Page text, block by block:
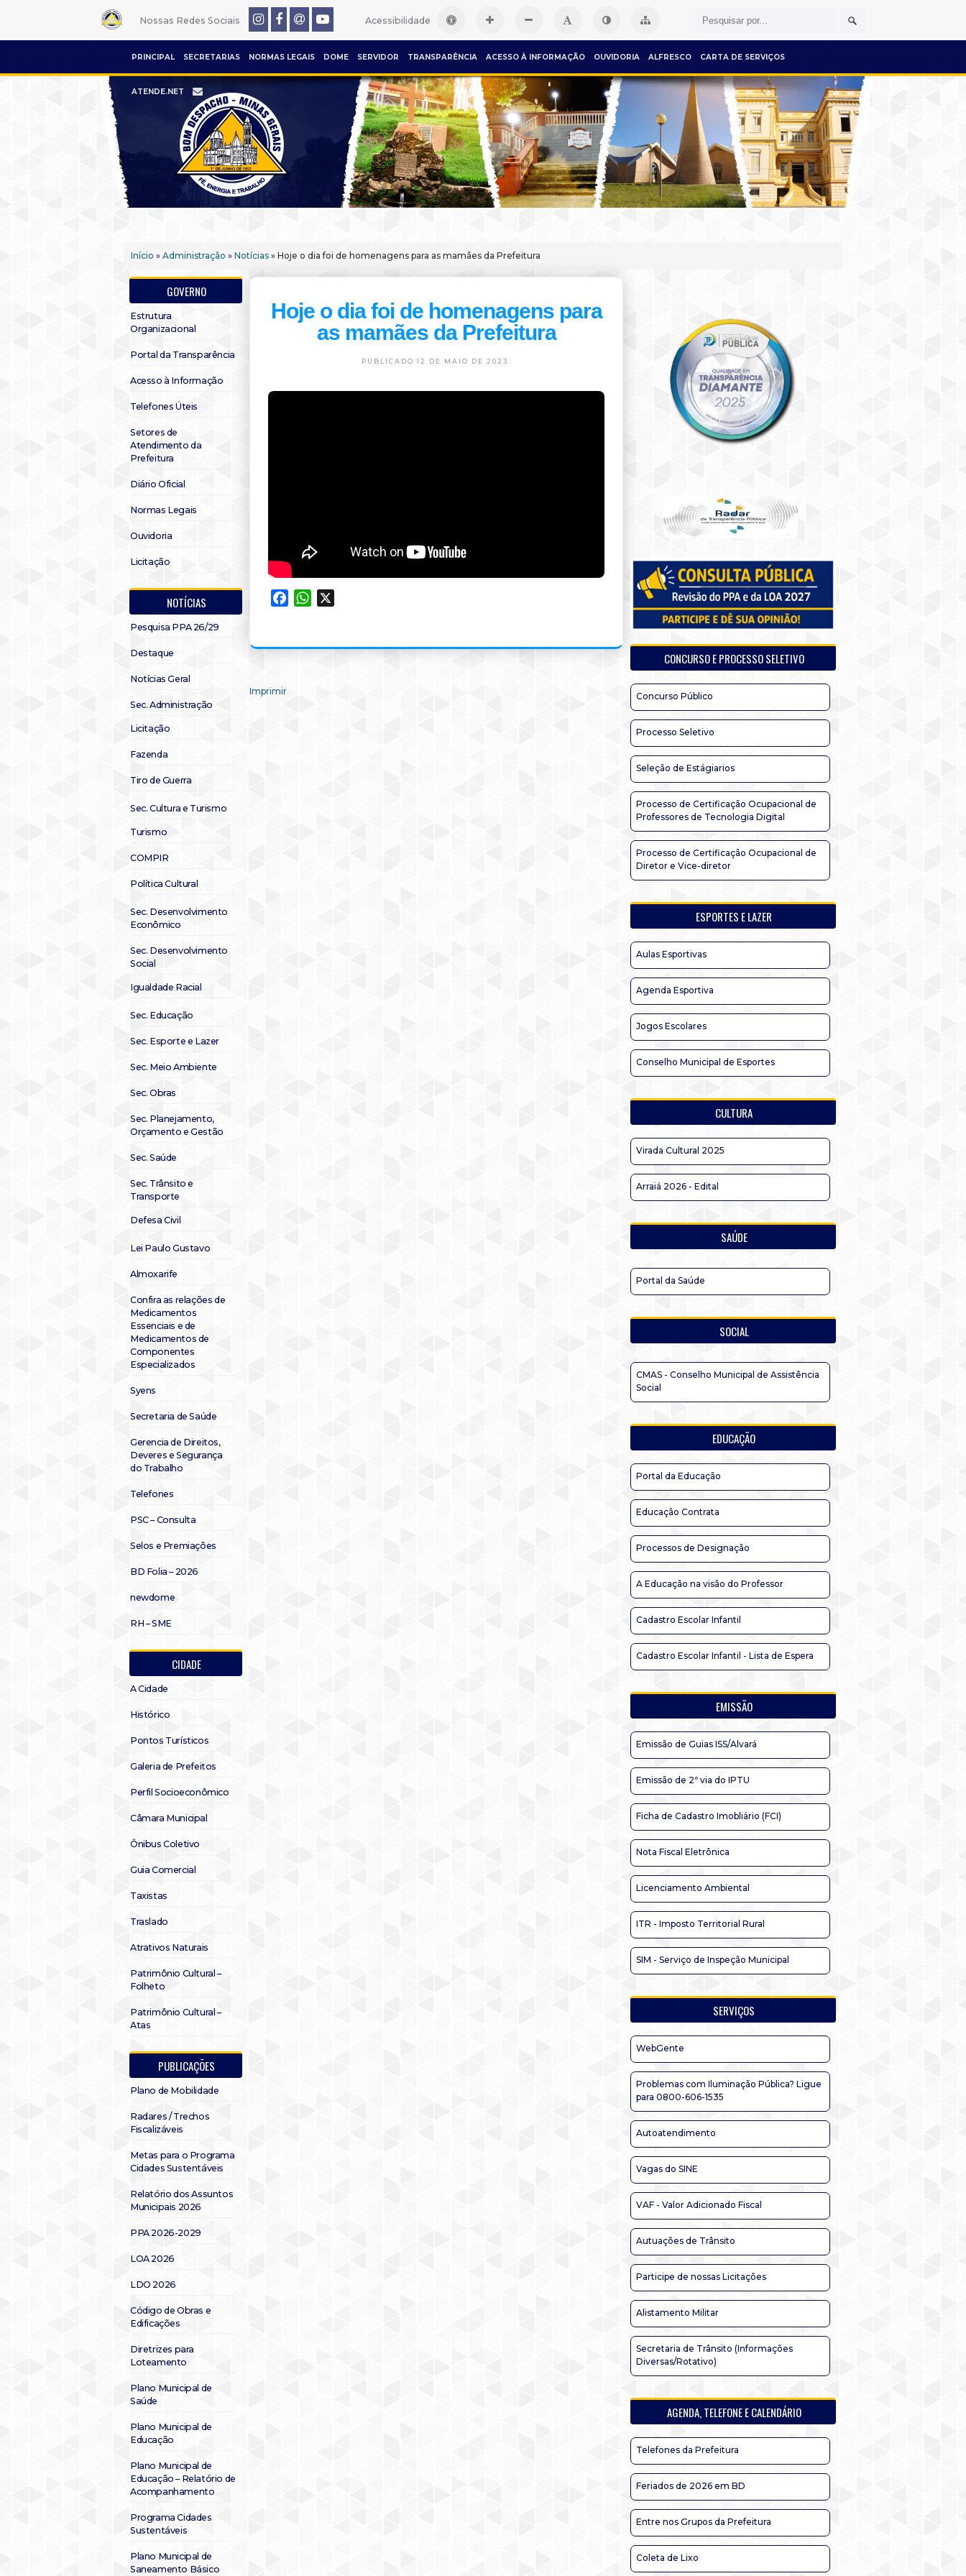
Nossas Redes Sociais Acessibilidade
PRINCIPAL SECRETARIAS NORMAS LEGAIS DOME SERVIDOR TRANSPARÊNCIA ACESSO À INFORMAÇÃO OUVIDORIA ALFRESCO CARTA DE SERVIÇOS
ATENDE.NET
Início » Administração » Notícias » Hoje o dia foi de homenagens para as mamães da Prefeitura
GOVERNO
Estrutura
Organizacional
Portal da Transparência
Acesso à Informação
Telefones Úteis
Setores de
Atendimento da
Prefeitura
Diário Oficial
Normas Legais
Ouvidoria
Licitação
NOTÍCIAS
Pesquisa PPA 26/29
Destaque
Notícias Geral
Sec. Administração
Licitação
Fazenda
Tiro de Guerra
Sec. Cultura e Turismo
Turismo
COMPIR
Política Cultural
Sec. Desenvolvimento
Econômico
Sec. Desenvolvimento
Social
Igualdade Racial
Sec. Educação
Sec. Esporte e Lazer
Sec. Meio Ambiente
Sec. Obras
Sec. Planejamento,
Orçamento e Gestão
Sec. Saúde
Sec. Trânsito e
Transporte
Defesa Civil
Lei Paulo Gustavo
Almoxarife
Confira as relações de
Medicamentos
Essenciais e de
Medicamentos de
Componentes
Especializados
Syens
Secretaria de Saúde
Gerencia de Direitos,
Deveres e Segurança
do Trabalho
Telefones
PSC – Consulta
Selos e Premiações
BD Folia – 2026
newdome
RH – SME
CIDADE
A Cidade
Histórico
Pontos Turísticos
Galeria de Prefeitos
Perfil Socioeconômico
Câmara Municipal
Ônibus Coletivo
Guia Comercial
Taxistas
Traslado
Atrativos Naturais
Patrimônio Cultural –
Folheto
Patrimônio Cultural –
Atas
PUBLICAÇÕES
Plano de Mobilidade
Radares / Trechos
Fiscalizáveis
Metas para o Programa
Cidades Sustentáveis
Relatório dos Assuntos
Municipais 2026
PPA 2026-2029
LOA 2026
LDO 2026
Código de Obras e
Edificações
Diretrizes para
Loteamento
Plano Municipal de
Saúde
Plano Municipal de
Educação
Plano Municipal de
Educação – Relatório de
Acompanhamento
Programa Cidades
Sustentáveis
Plano Municipal de
Saneamento Básico
Hoje o dia foi de homenagens para
as mamães da Prefeitura
PUBLICADO 12 DE MAIO DE 2023.
FacebookWhatsApp
Imprimir
CONCURSO E PROCESSO SELETIVO
Concurso Público
Processo Seletivo
Seleção de Estágiarios
Processo de Certificação Ocupacional de
Professores de Tecnologia Digital
Processo de Certificação Ocupacional de
Diretor e Vice-diretor
ESPORTES E LAZER
Aulas Esportivas
Agenda Esportiva
Jogos Escolares
Conselho Municipal de Esportes
CULTURA
Virada Cultural 2025
Arraiá 2026 - Edital
SAÚDE
Portal da Saúde
SOCIAL
CMAS - Conselho Municipal de Assistência
Social
EDUCAÇÃO
Portal da Educação
Educação Contrata
Processos de Designação
A Educação na visão do Professor
Cadastro Escolar Infantil
Cadastro Escolar Infantil - Lista de Espera
EMISSÃO
Emissão de Guias ISS/Alvará
Emissão de 2ª via do IPTU
Ficha de Cadastro Imobliário (FCI)
Nota Fiscal Eletrônica
Licenciamento Ambiental
ITR - Imposto Territorial Rural
SIM - Serviço de Inspeção Municipal
SERVIÇOS
WebGente
Problemas com Iluminação Pública? Ligue
para 0800-606-1535
Autoatendimento
Vagas do SINE
VAF - Valor Adicionado Fiscal
Autuações de Trânsito
Participe de nossas Licitações
Alistamento Militar
Secretaria de Trânsito (Informações
Diversas/Rotativo)
AGENDA, TELEFONE E CALENDÁRIO
Telefones da Prefeitura
Feriados de 2026 em BD
Entre nos Grupos da Prefeitura
Coleta de Lixo